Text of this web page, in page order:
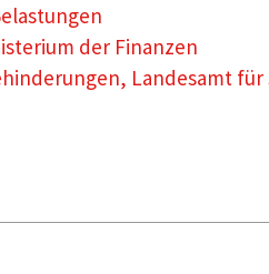
der Finanzen
Landesamt für